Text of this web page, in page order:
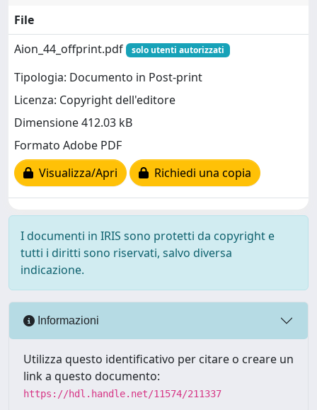
File
Aion_44_offprint.pdf
solo utenti autorizzati
Tipologia: Documento in Post-print
Licenza: Copyright dell'editore
Dimensione 412.03 kB
Formato Adobe PDF
Visualizza/Apri
Richiedi una copia
I documenti in IRIS sono protetti da copyright e
tutti i diritti sono riservati, salvo diversa
indicazione.
Informazioni
Utilizza questo identificativo per citare o creare un
link a questo documento:
https://hdl.handle.net/11574/211337